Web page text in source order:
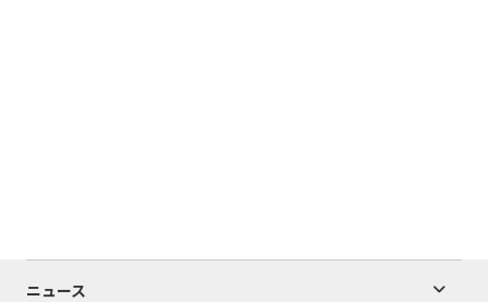
ニュース